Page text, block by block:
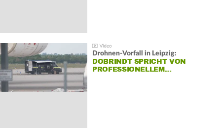
Drohnen-Vorfall in Leipzig:
DOBRINDT SPRICHT VON
PROFESSIONELLEM…